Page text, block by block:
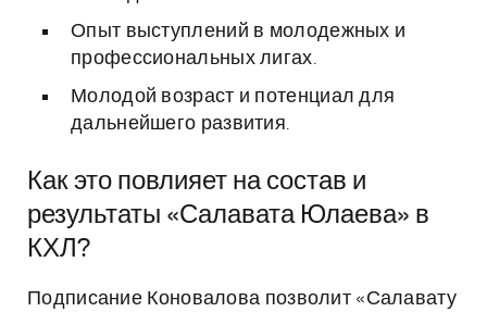
Опыт выступлений в молодежных и
профессиональных лигах.
Молодой возраст и потенциал для
дальнейшего развития.
Как это повлияет на состав и
результаты «Салавата Юлаева» в
КХЛ?
Подписание Коновалова позволит «Салавату